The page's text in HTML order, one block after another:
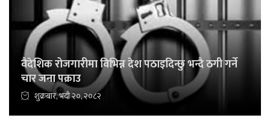
वैदेशिक रोजगारीमा विभिन्न देश पठाइदिन्छु भन्दै ठगी गर्ने
चार जना पक्राउ
शुक्रबार, भदौ २०, २०८२